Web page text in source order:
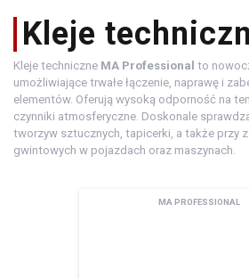
Kleje
Kleje techniczne MA Professional to
umożliwiające trwałe łączenie, naprawę i
elementów. Oferują wysoką odporność na
czynniki atmosferyczne. Doskonale
tworzyw sztucznych, tapicerki, a także przy
gwintowych w pojazdach oraz maszynach.
MA PROFESSIONAL